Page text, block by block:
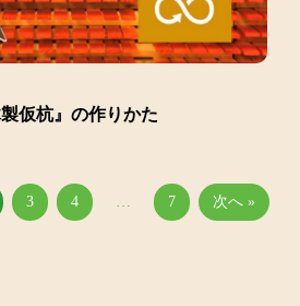
仮杭』の作りかた
3 4 … 7 次へ »